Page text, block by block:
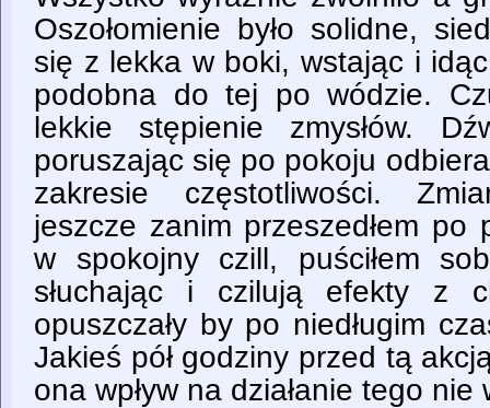
Oszołomienie było solidne,
się z lekka w boki, wstając i
podobna do tej po wódzie.
lekkie stępienie zmysłów.
poruszając się po pokoju
zakresie częstotliwości.
jeszcze zanim przeszedłem po
w spokojny czill, puściłem
słuchając i czilują efekty z
opuszczały by po niedługim
Jakieś pół godziny przed tą
ona wpływ na działanie tego nie